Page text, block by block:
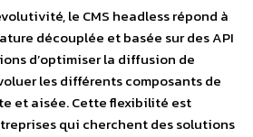
le CMS headless répond à
découplée et basée sur des API
d’optimiser la diffusion de
les différents composants de
et aisée. Cette flexibilité est
qui cherchent des solutions